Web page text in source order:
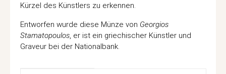
Kürzel des Künstlers zu erkennen.
Entworfen wurde diese Münze von Georgios
Stamatopoulos, er ist ein griechischer Künstler und
Graveur bei der Nationalbank.